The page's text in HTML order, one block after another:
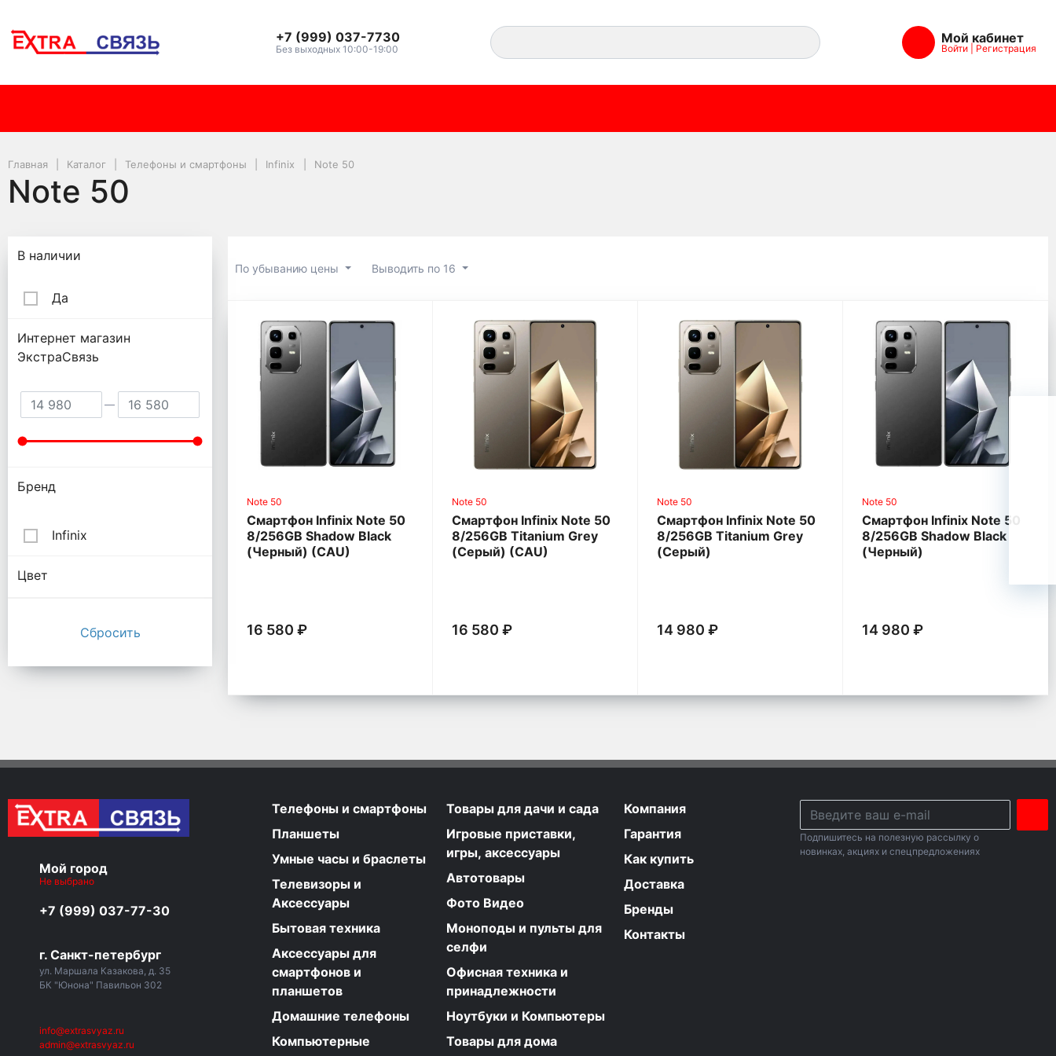
+7 (999) 037-7730
Без выходных 10:00-19:00
Мой кабинет
Войти Регистрация
Главная Каталог Телефоны и смартфоны Infinix Note 50
Note 50
По убыванию цены Выводить по 16
Note 50
Note 50
Смартфон Infinix Note 50
8/256GB Shadow Black
(Черный) (CAU)
16 580 ₽
Note 50
Смартфон Infinix Note 50
8/256GB Titanium Grey
(Серый) (CAU)
16 580 ₽
Note 50
Смартфон Infinix Note 50
8/256GB Titanium Grey
(Серый)
14 980 ₽
Note 50
Смартфон Infinix Note 50
8/256GB Shadow Black
(Черный)
14 980 ₽
Подбор параметров
В наличии
Да
Интернет магазин
ЭкстраСвязь
Бренд
Infinix
Цвет
Мой город
Не выбрано
+7 (999) 037-77-30
г. Санкт-петербург
ул. Маршала Казакова, д. 35
БК "Юнона" Павильон 302
info@extrasvyaz.ru
admin@extrasvyaz.ru
Телефоны и смартфоны
Планшеты
Умные часы и браслеты
Телевизоры и
Аксессуары
Бытовая техника
Аксессуары для
смартфонов и
планшетов
Домашние телефоны
Компьютерные
Товары для дачи и сада
Игровые приставки,
игры, аксессуары
Автотовары
Фото Видео
Моноподы и пульты для
селфи
Офисная техника и
принадлежности
Ноутбуки и Компьютеры
Товары для дома
Компания
Гарантия
Как купить
Доставка
Бренды
Контакты
Подпишитесь на полезную рассылку о
новинках, акциях и спецпредложениях